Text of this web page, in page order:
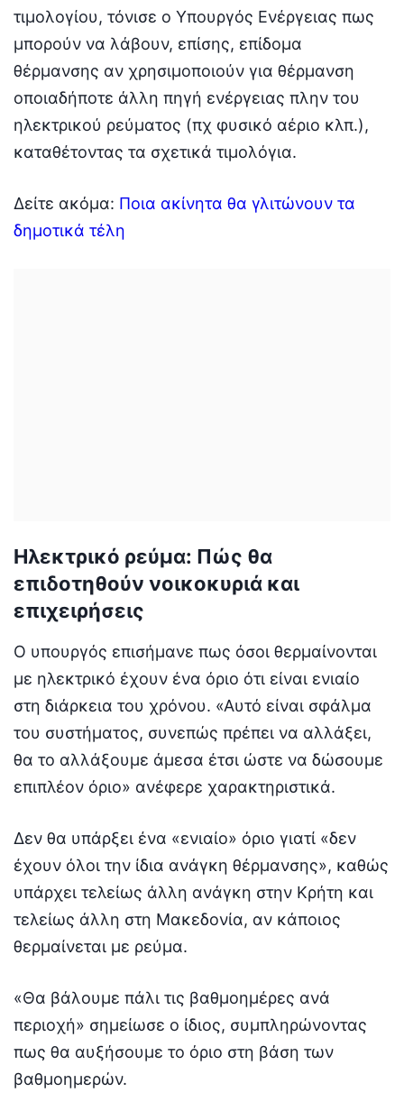
τιμολογίου, τόνισε ο Υπουργός Ενέργειας πως
μπορούν να λάβουν, επίσης, επίδομα
θέρμανσης αν χρησιμοποιούν για θέρμανση
οποιαδήποτε άλλη πηγή ενέργειας πλην του
ηλεκτρικού ρεύματος (πχ φυσικό αέριο κλπ.),
καταθέτοντας τα σχετικά τιμολόγια.
Δείτε ακόμα: Ποια ακίνητα θα γλιτώνουν τα
δημοτικά τέλη
Ηλεκτρικό ρεύμα: Πώς θα
επιδοτηθούν νοικοκυριά και
επιχειρήσεις
Ο υπουργός επισήμανε πως όσοι θερμαίνονται
με ηλεκτρικό έχουν ένα όριο ότι είναι ενιαίο
στη διάρκεια του χρόνου. «Αυτό είναι σφάλμα
του συστήματος, συνεπώς πρέπει να αλλάξει,
θα το αλλάξουμε άμεσα έτσι ώστε να δώσουμε
επιπλέον όριο» ανέφερε χαρακτηριστικά.
Δεν θα υπάρξει ένα «ενιαίο» όριο γιατί «δεν
έχουν όλοι την ίδια ανάγκη θέρμανσης», καθώς
υπάρχει τελείως άλλη ανάγκη στην Κρήτη και
τελείως άλλη στη Μακεδονία, αν κάποιος
θερμαίνεται με ρεύμα.
«Θα βάλουμε πάλι τις βαθμοημέρες ανά
περιοχή» σημείωσε ο ίδιος, συμπληρώνοντας
πως θα αυξήσουμε το όριο στη βάση των
βαθμοημερών.